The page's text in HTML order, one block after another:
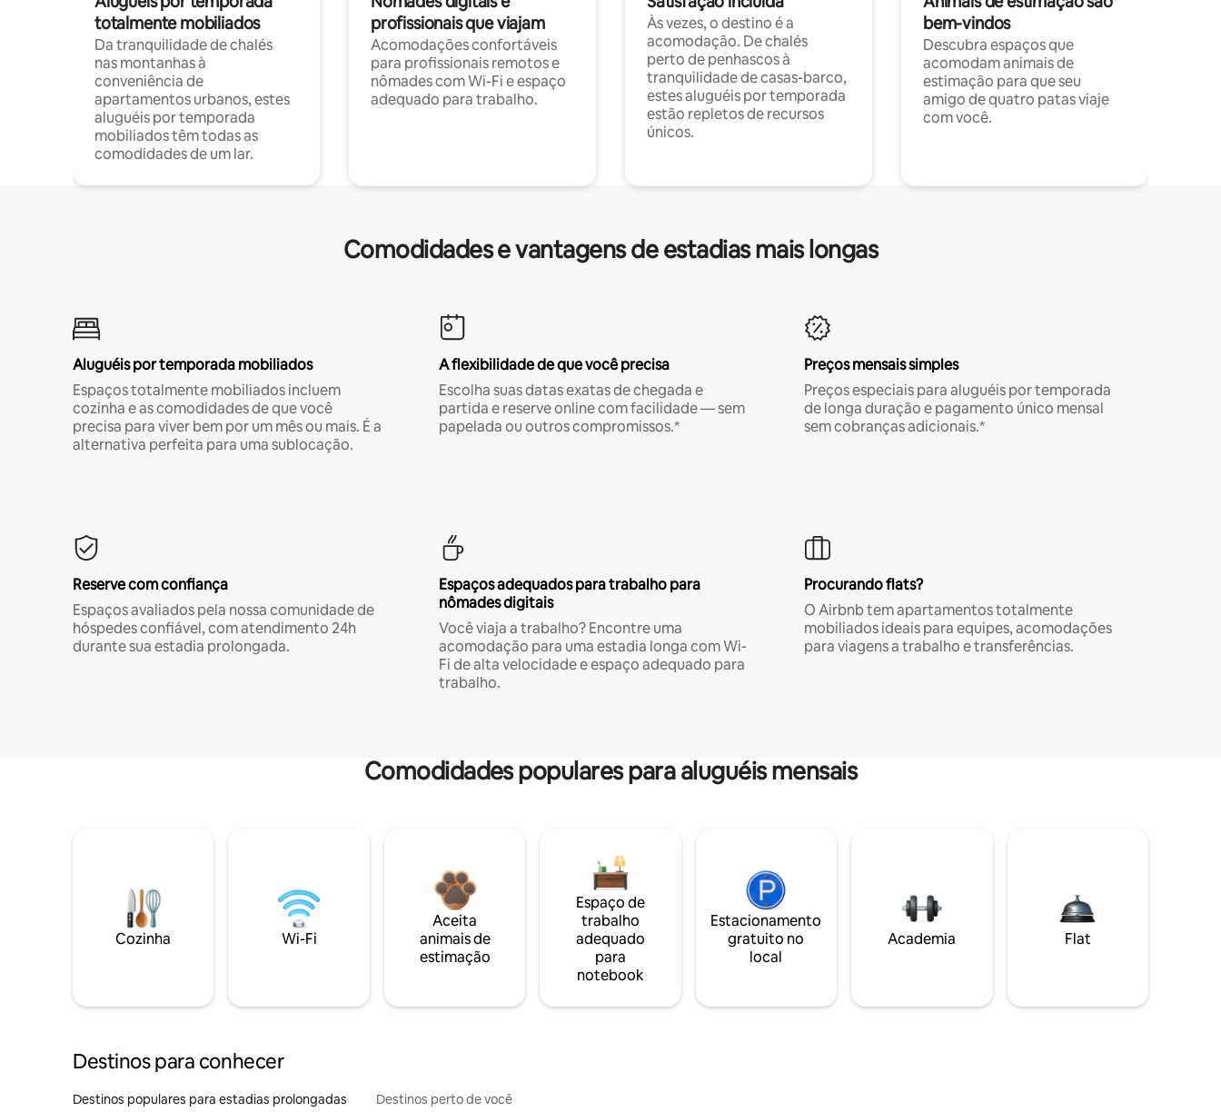
totalmente mobiliados
Da tranquilidade de chalés
nas montanhas à
conveniência de
apartamentos urbanos, estes
aluguéis por temporada
mobiliados têm todas as
comodidades de um lar.
profissionais que viajam
Acomodações confortáveis
para profissionais remotos e
nômades com Wi-Fi e espaço
adequado para trabalho.
Às vezes, o destino é a
acomodação. De chalés
perto de penhascos à
tranquilidade de casas-barco,
estes aluguéis por temporada
estão repletos de recursos
únicos.
bem-vindos
Descubra espaços que
acomodam animais de
estimação para que seu
amigo de quatro patas viaje
com você.
Comodidades e vantagens de estadias mais longas
Aluguéis por temporada mobiliados
Espaços totalmente mobiliados incluem
cozinha e as comodidades de que você
precisa para viver bem por um mês ou mais. É a
alternativa perfeita para uma sublocação.
A flexibilidade de que você precisa
Escolha suas datas exatas de chegada e
partida e reserve online com facilidade — sem
papelada ou outros compromissos.*
Preços mensais simples
Preços especiais para aluguéis por temporada
de longa duração e pagamento único mensal
sem cobranças adicionais.*
Reserve com confiança
Espaços avaliados pela nossa comunidade de
hóspedes confiável, com atendimento 24h
durante sua estadia prolongada.
Espaços adequados para trabalho para
nômades digitais
Você viaja a trabalho? Encontre uma
acomodação para uma estadia longa com Wi-
Fi de alta velocidade e espaço adequado para
trabalho.
Procurando flats?
O Airbnb tem apartamentos totalmente
mobiliados ideais para equipes, acomodações
para viagens a trabalho e transferências.
Comodidades populares para aluguéis mensais
Cozinha Wi-Fi
Aceita
animais de
estimação
Espaço de
trabalho
adequado
para
notebook
Estacionamento
gratuito no
local
Academia Flat
Destinos para conhecer
Destinos populares para estadias prolongadas Destinos perto de você